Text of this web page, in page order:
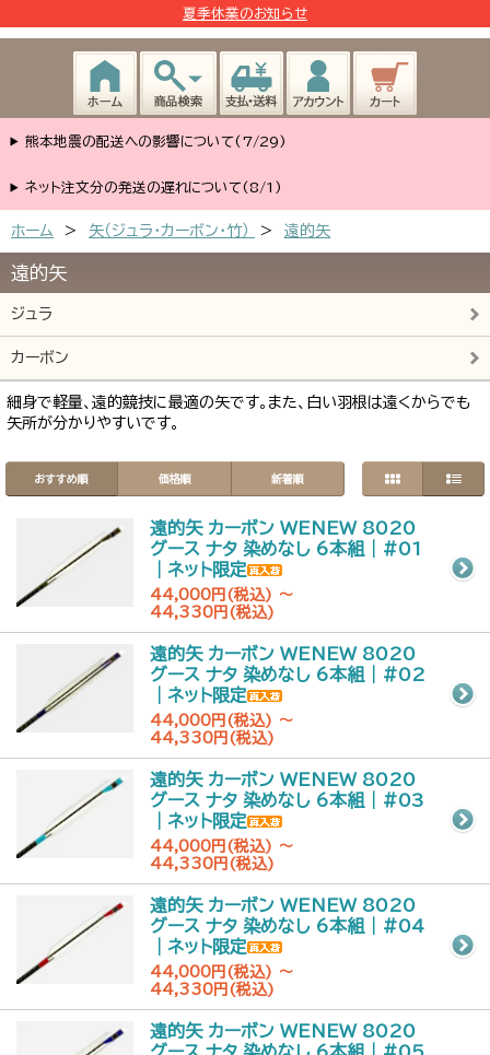
夏季休業のお知らせ
熊本地震の配送への影響について(7/29)
ネット注文分の発送の遅れについて(8/1)
ホーム > 矢（ジュラ･カーボン・竹） > 遠的矢
遠的矢
ジュラ
カーボン
細身で軽量、遠的競技に最適の矢です。また、白い羽根は遠くからでも
矢所が分かりやすいです。
おすすめ順 価格順 新着順
遠的矢 カーボン WENEW 8020
グース ナタ 染めなし 6本組｜#01
｜ネット限定
44,000円(税込) ～
44,330円(税込)
遠的矢 カーボン WENEW 8020
グース ナタ 染めなし 6本組｜#02
｜ネット限定
44,000円(税込) ～
44,330円(税込)
遠的矢 カーボン WENEW 8020
グース ナタ 染めなし 6本組｜#03
｜ネット限定
44,000円(税込) ～
44,330円(税込)
遠的矢 カーボン WENEW 8020
グース ナタ 染めなし 6本組｜#04
｜ネット限定
44,000円(税込) ～
44,330円(税込)
遠的矢 カーボン WENEW 8020